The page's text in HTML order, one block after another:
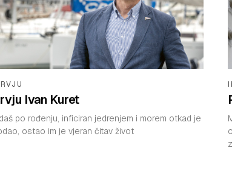
Ivan Kuret
po rođenju, inficiran jedrenjem i morem otkad je
ostao im je vjeran čitav život